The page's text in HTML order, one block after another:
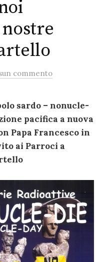
commento
sardo – nonucle-
pacifica a nuova
Papa Francesco in
ai Parroci a